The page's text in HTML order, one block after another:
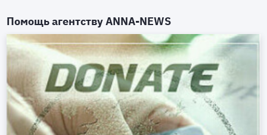
Помощь агентствуANNA-NEWS